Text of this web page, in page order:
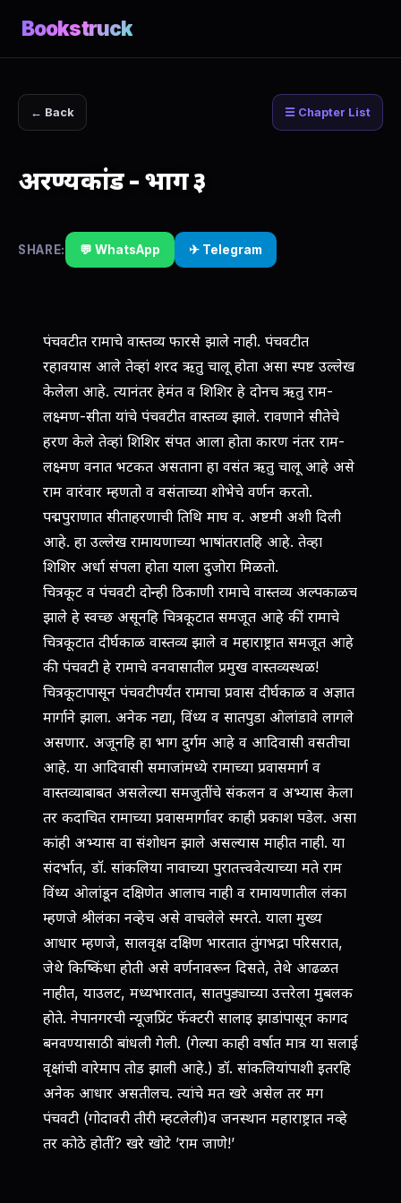
Bookstruck
← Back ☰ Chapter List
अरण्यकांड - भाग ३
SHARE: 💬 WhatsApp ✈ Telegram
पंचवटीत रामाचे वास्तव्य फारसे झाले नाही. पंचवटीत
रहावयास आले तेव्हां शरद ऋतु चालू होता असा स्पष्ट उल्लेख
केलेला आहे. त्यानंतर हेमंत व शिशिर हे दोनच ऋतु राम-
लक्ष्मण-सीता यांचे पंचवटीत वास्तव्य झाले. रावणाने सीतेचे
हरण केले तेव्हां शिशिर संपत आला होता कारण नंतर राम-
लक्ष्मण वनात भटकत असताना हा वसंत ऋतु चालू आहे असे
राम वारंवार म्हणतो व वसंताच्या शोभेचे वर्णन करतो.
पद्मपुराणात सीताहरणाची तिथि माघ व. अष्टमी अशी दिली
आहे. हा उल्लेख रामायणाच्या भाषांतरातहि आहे. तेव्हा
शिशिर अर्धा संपला होता याला दुजोरा मिळतो.
चित्रकूट व पंचवटी दोन्ही ठिकाणी रामाचे वास्तव्य अल्पकाळच
झाले हे स्वच्छ असूनहि चित्रकूटात समजूत आहे कीं रामाचे
चित्रकूटात दीर्घकाळ वास्तव्य झाले व महाराष्ट्रात समजूत आहे
की पंचवटी हे रामाचे वनवासातील प्रमुख वास्तव्यस्थळ!
चित्रकूटापासून पंचवटीपर्यंत रामाचा प्रवास दीर्घकाळ व अज्ञात
मार्गाने झाला. अनेक नद्या, विंध्य व सातपुडा ओलांडावे लागले
असणार. अजूनहि हा भाग दुर्गम आहे व आदिवासी वसतीचा
आहे. या आदिवासी समाजांमध्ये रामाच्या प्रवासमार्ग व
वास्तव्याबाबत असलेल्या समजुतींचे संकलन व अभ्यास केला
तर कदाचित रामाच्या प्रवासमार्गावर काही प्रकाश पडेल. असा
कांही अभ्यास वा संशोधन झाले असल्यास माहीत नाही. या
संदर्भात, डॉ. सांकलिया नावाच्या पुरातत्त्ववेत्याच्या मते राम
विंध्य ओलांडून दक्षिणेत आलाच नाही व रामायणातील लंका
म्हणजे श्रीलंका नव्हेच असे वाचलेले स्मरते. याला मुख्य
आधार म्हणजे, सालवृक्ष दक्षिण भारतात तुंगभद्रा परिसरात,
जेथे किष्किंधा होती असे वर्णनावरून दिसते, तेथे आढळत
नाहीत, याउलट, मध्यभारतात, सातपुड्याच्या उत्तरेला मुबलक
होते. नेपानगरची न्यूजप्रिंट फॅक्टरी सालाइ झाडांपासून कागद
बनवण्यासाठी बांधली गेली. (गेल्या काही वर्षात मात्र या सलाई
वृक्षांची वारेमाप तोड झाली आहे.) डॉ. सांकलियांपाशी इतरहि
अनेक आधार असतीलच. त्यांचे मत खरे असेल तर मग
पंचवटी (गोदावरी तीरी म्हटलेली)व जनस्थान महाराष्ट्रात नव्हे
तर कोठे होतीं? खरे खोटे ’राम जाणे!’